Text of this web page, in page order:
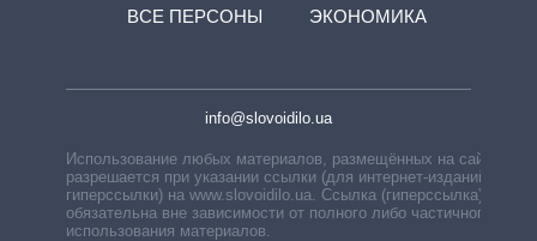
ВСЕ ПЕРСОНЫ
ЭКОНОМИКА
info@slovoidilo.ua
Использование любых материалов, размещённых на сайте,
разрешается при указании ссылки (для интернет-изданий —
гиперссылки) на www.slovoidilo.ua. Ссылка (гиперссылка)
обязательна вне зависимости от полного либо частичного
использования материалов.